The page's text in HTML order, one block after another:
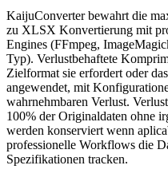
KaijuConverter bewahrt die
zu XLSX Konvertierung mit
Engines (FFmpeg,
Typ). Verlustbehaftete
Zielformat sie erfordert oder
angewendet, mit
wahrnehmbaren Verlust.
100% der Originaldaten ohne
werden konserviert wenn
professionelle Workflows die
Spezifikationen tracken.